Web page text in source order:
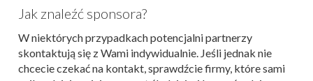
Jak znaleźć sponsora?
W niektórych przypadkach potencjalni partnerzy
skontaktują się z Wami indywidualnie. Jeśli jednak nie
chcecie czekać na kontakt, sprawdźcie firmy, które sami